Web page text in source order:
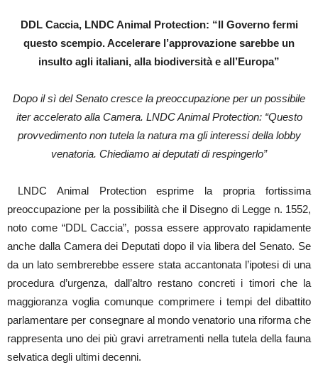
DDL Caccia, LNDC Animal Protection: “Il Governo fermi
questo scempio. Accelerare l’approvazione sarebbe un
insulto agli italiani, alla biodiversità e all’Europa”
Dopo il sì del Senato cresce la preoccupazione per un possibile
iter accelerato alla Camera. LNDC Animal Protection: “Questo
provvedimento non tutela la natura ma gli interessi della lobby
venatoria. Chiediamo ai deputati di respingerlo”
LNDC Animal Protection esprime la propria fortissima
preoccupazione per la possibilità che il Disegno di Legge n. 1552,
noto come “DDL Caccia”, possa essere approvato rapidamente
anche dalla Camera dei Deputati dopo il via libera del Senato. Se
da un lato sembrerebbe essere stata accantonata l’ipotesi di una
procedura d’urgenza, dall’altro restano concreti i timori che la
maggioranza voglia comunque comprimere i tempi del dibattito
parlamentare per consegnare al mondo venatorio una riforma che
rappresenta uno dei più gravi arretramenti nella tutela della fauna
selvatica degli ultimi decenni.